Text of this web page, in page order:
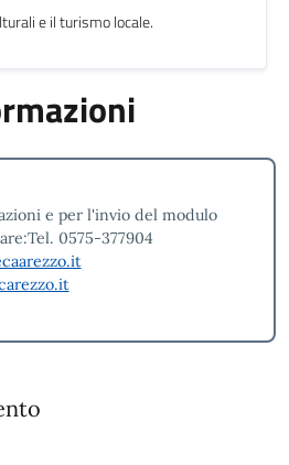
e il turismo locale.
e per l'invio del modulo
0575-377904